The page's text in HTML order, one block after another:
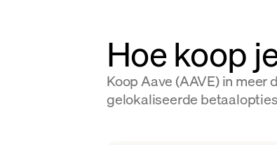
Hoe koop
Koop Aave (AAVE) in meer
gelokaliseerde